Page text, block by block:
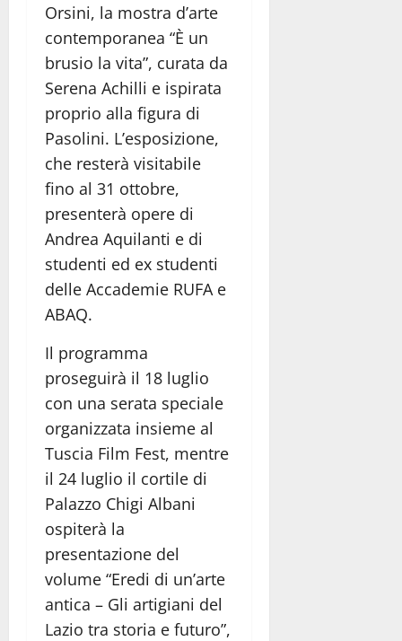
Orsini, la mostra d’arte
contemporanea “È un
brusio la vita”, curata da
Serena Achilli e ispirata
proprio alla figura di
Pasolini. L’esposizione,
che resterà visitabile
fino al 31 ottobre,
presenterà opere di
Andrea Aquilanti e di
studenti ed ex studenti
delle Accademie RUFA e
ABAQ.
Il programma
proseguirà il 18 luglio
con una serata speciale
organizzata insieme al
Tuscia Film Fest, mentre
il 24 luglio il cortile di
Palazzo Chigi Albani
ospiterà la
presentazione del
volume “Eredi di un’arte
antica – Gli artigiani del
Lazio tra storia e futuro”,